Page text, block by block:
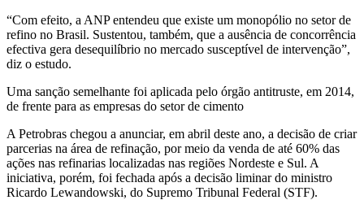
“Com efeito, a ANP entendeu que existe um monopólio no setor de
refino no Brasil. Sustentou, também, que a ausência de concorrência
efectiva gera desequilíbrio no mercado susceptível de intervenção”,
diz o estudo.
Uma sanção semelhante foi aplicada pelo órgão antitruste, em 2014,
de frente para as empresas do setor de cimento
A Petrobras chegou a anunciar, em abril deste ano, a decisão de criar
parcerias na área de refinação, por meio da venda de até 60% das
ações nas refinarias localizadas nas regiões Nordeste e Sul. A
iniciativa, porém, foi fechada após a decisão liminar do ministro
Ricardo Lewandowski, do Supremo Tribunal Federal (STF).